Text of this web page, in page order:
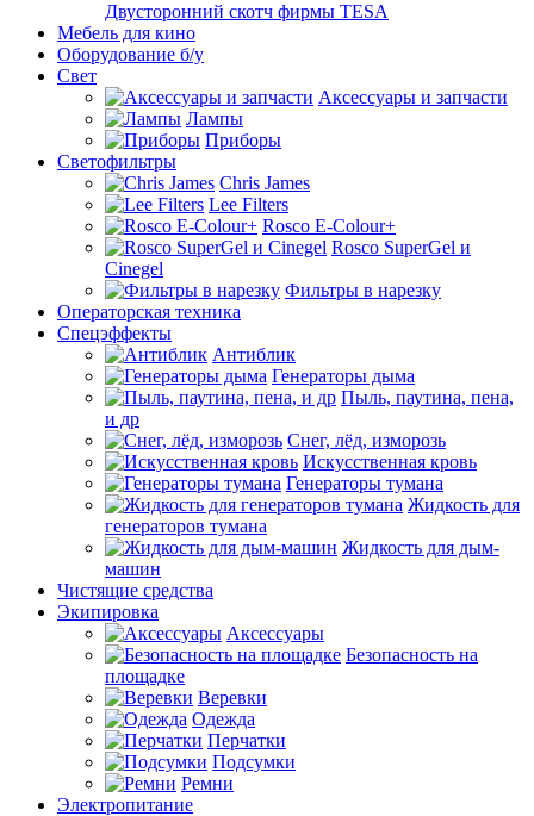
Двусторонний скотч фирмы TESA
Мебель для кино
Оборудование б/у
Свет
Аксессуары и запчасти
Лампы
Приборы
Светофильтры
Chris James
Lee Filters
Rosco E-Colour+
Rosco SuperGel и
Cinegel
Фильтры в нарезку
Операторская техника
Спецэффекты
Антиблик
Генераторы дыма
Пыль, паутина, пена,
и др
Снег, лёд, изморозь
Искусственная кровь
Генераторы тумана
Жидкость для
генераторов тумана
Жидкость для дым-
машин
Чистящие средства
Экипировка
Аксессуары
Безопасность на
площадке
Веревки
Одежда
Перчатки
Подсумки
Ремни
Электропитание